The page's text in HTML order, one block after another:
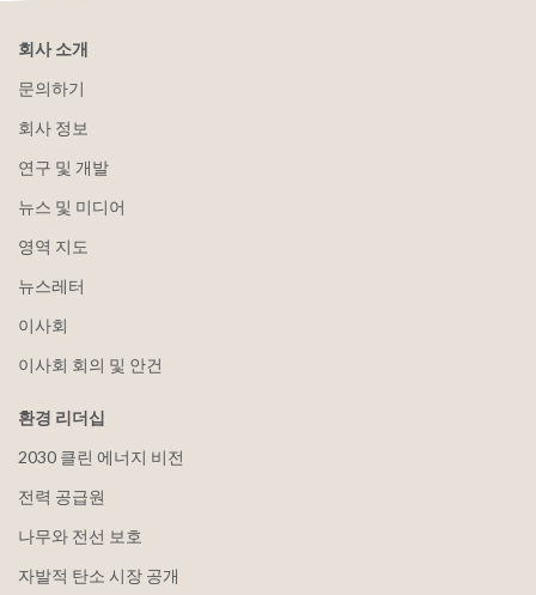
회사 소개
문의하기
회사 정보
연구 및 개발
뉴스 및 미디어
영역 지도
뉴스레터
이사회
이사회 회의 및 안건
환경 리더십
2030 클린 에너지 비전
전력 공급원
나무와 전선 보호
자발적 탄소 시장 공개